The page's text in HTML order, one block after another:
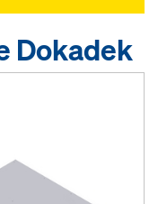
Dokadek